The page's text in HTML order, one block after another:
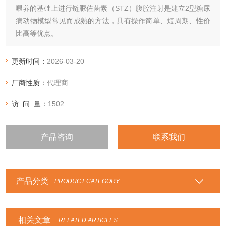
喂养的基础上进行链脲佐菌素（STZ）腹腔注射是建立2型糖尿
病动物模型常见而成熟的方法，具有操作简单、短周期、性价
比高等优点。
腹腔注射小剂量STZ，造成胰岛β细胞轻度损伤，诱发胰岛素代
更新时间： 2026-03-20
厂商性质：代理商
访 问 量： 1502
产品咨询 联系我们
产品分类 PRODUCT CATEGORY
相关文章 RELATED ARTICLES